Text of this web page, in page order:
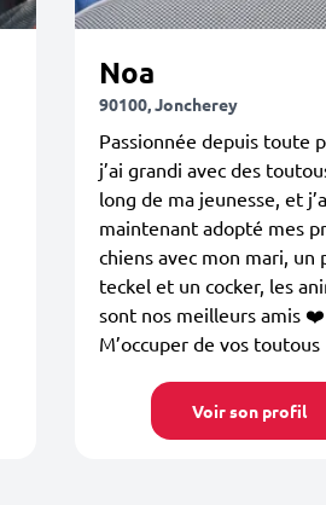
Noa
90100, Joncherey
Passionnée depuis toute
j’ai grandi avec des
long de ma jeunesse, et
maintenant adopté mes
chiens avec mon mari, un
teckel et un cocker, les
sont nos meilleurs amis ❤️
M’occuper de vos
Voir son profil